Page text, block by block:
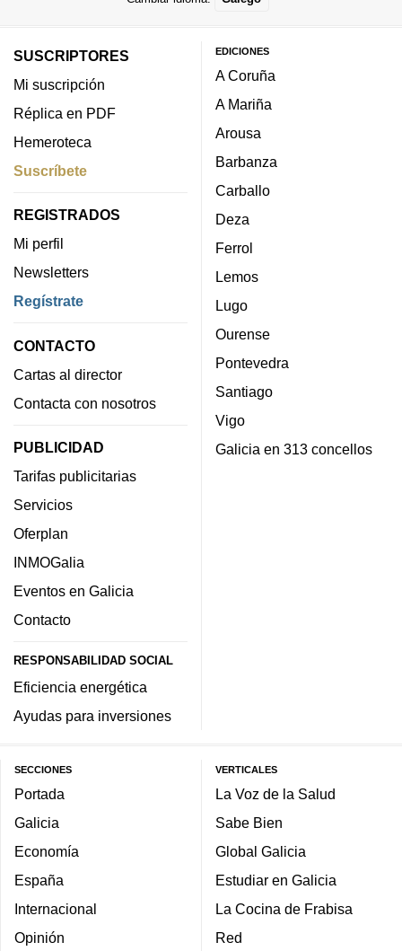
SUSCRIPTORES
Mi suscripción
Réplica en PDF
Hemeroteca
Suscríbete
REGISTRADOS
Mi perfil
Newsletters
Regístrate
CONTACTO
Cartas al director
Contacta con nosotros
PUBLICIDAD
Tarifas publicitarias
Servicios
Oferplan
INMOGalia
Eventos en Galicia
Contacto
RESPONSABILIDAD SOCIAL
Eficiencia energética
Ayudas para inversiones
EDICIONES
A Coruña
A Mariña
Arousa
Barbanza
Carballo
Deza
Ferrol
Lemos
Lugo
Ourense
Pontevedra
Santiago
Vigo
Galicia en 313 concellos
SECCIONES
Portada
Galicia
Economía
España
Internacional
Opinión
VERTICALES
La Voz de la Salud
Sabe Bien
Global Galicia
Estudiar en Galicia
La Cocina de Frabisa
Red